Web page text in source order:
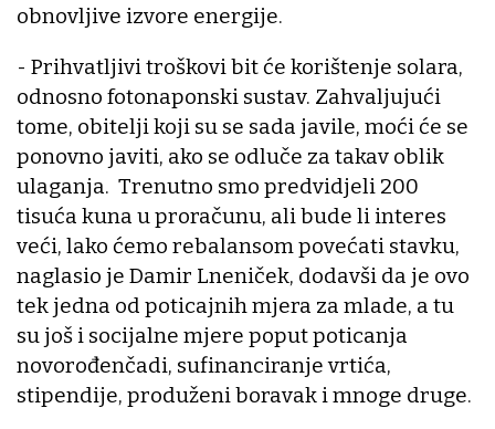
obnovljive izvore energije.
- Prihvatljivi troškovi bit će korištenje solara,
odnosno fotonaponski sustav. Zahvaljujući
tome, obitelji koji su se sada javile, moći će se
ponovno javiti, ako se odluče za takav oblik
ulaganja. Trenutno smo predvidjeli 200
tisuća kuna u proračunu, ali bude li interes
veći, lako ćemo rebalansom povećati stavku,
naglasio je Damir Lneniček, dodavši da je ovo
tek jedna od poticajnih mjera za mlade, a tu
su još i socijalne mjere poput poticanja
novorođenčadi, sufinanciranje vrtića,
stipendije, produženi boravak i mnoge druge.